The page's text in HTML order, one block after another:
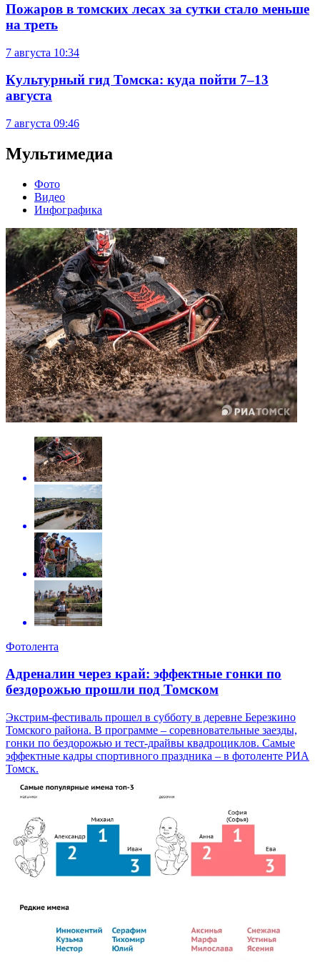
Пожаров в томских лесах за сутки стало меньше
на треть
7 августа 10:34
Культурный гид Томска: куда пойти 7–13
августа
7 августа 09:46
Мультимедиа
Фото
Видео
Инфографика
Фотолента
Адреналин через край: эффектные гонки по
бездорожью прошли под Томском
Экстрим-фестиваль прошел в субботу в деревне Березкино
Томского района. В программе – соревновательные заезды,
гонки по бездорожью и тест-драйвы квадроциклов. Самые
эффектные кадры спортивного праздника – в фотоленте РИА
Томск.